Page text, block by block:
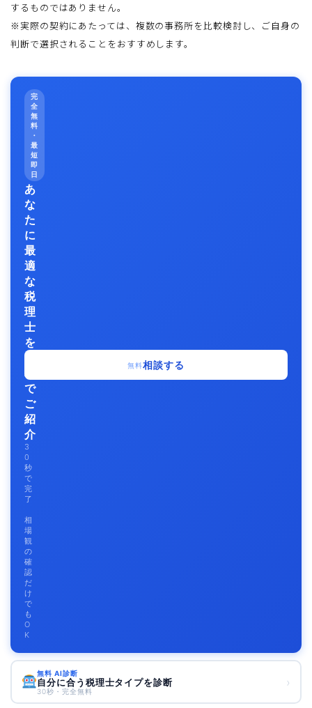
するものではありません。
※実際の契約にあたっては、複数の事務所を比較検討し、ご自身の
判断で選択されることをおすすめします。
完
全
無
料
・
最
短
即
日
あ
な
た
に
最
適
な
税
理
士
を
無
料
で
ご
紹
介
3
0
秒
で
完
了
相
場
観
の
確
認
だ
け
で
も
O
K
無料相談する
無料 AI診断
自分に合う税理士タイプを診断
30秒・完全無料
›